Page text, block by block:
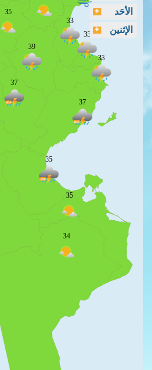
35
39
33
33
33
37
37
35
35
34
الأحَد
الإثنين